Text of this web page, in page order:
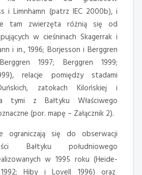
i Limnhamn (patrz IEC 2000b), i
tam zwierzęta różnią się od
w cieśninach Skagerrak i
i in., 1996; Borjesson i Berggren
1997; Berggren 1999;
relacje pomiędzy stadami
zatokach Kilońskiej i
tymi z Bałtyku Właściwego
(por. mapę – Załącznik 2).
ograniczają się do obserwacji
Bałtyku południowego
w 1995 roku (Heide-
Hiby i Lovell 1996) oraz